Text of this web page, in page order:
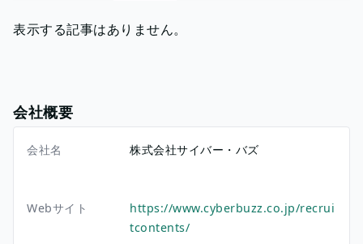
表示する記事はありません。
会社概要
会社名 株式会社サイバー・バズ
Webサイト
https://www.cyberbuzz.co.jp/recrui
tcontents/